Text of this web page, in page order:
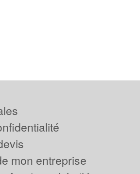
mon entreprise